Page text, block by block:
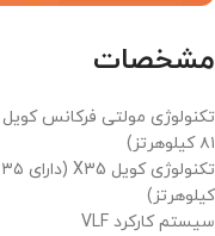
مشخصات
۸۱ کیلوهرتز)
کیلوهرتز)
سیستم کارکرد VLF